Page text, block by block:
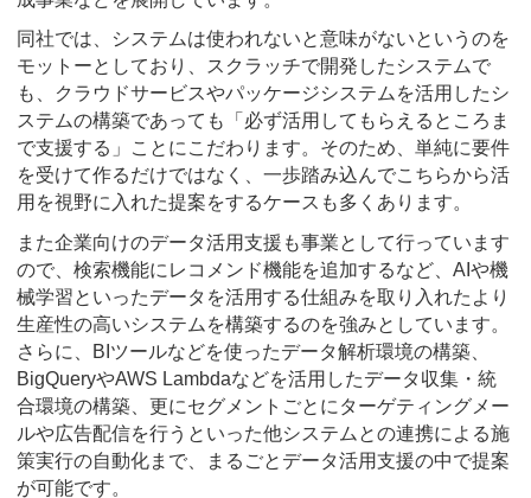
同社では、システムは使われないと意味がないというのを
モットーとしており、スクラッチで開発したシステムで
も、クラウドサービスやパッケージシステムを活用したシ
ステムの構築であっても「必ず活用してもらえるところま
で支援する」ことにこだわります。そのため、単純に要件
を受けて作るだけではなく、一歩踏み込んでこちらから活
用を視野に入れた提案をするケースも多くあります。
また企業向けのデータ活用支援も事業として行っています
ので、検索機能にレコメンド機能を追加するなど、AIや機
械学習といったデータを活用する仕組みを取り入れたより
生産性の高いシステムを構築するのを強みとしています。
さらに、BIツールなどを使ったデータ解析環境の構築、
BigQueryやAWS Lambdaなどを活用したデータ収集・統
合環境の構築、更にセグメントごとにターゲティングメー
ルや広告配信を行うといった他システムとの連携による施
策実行の自動化まで、まるごとデータ活用支援の中で提案
が可能です。